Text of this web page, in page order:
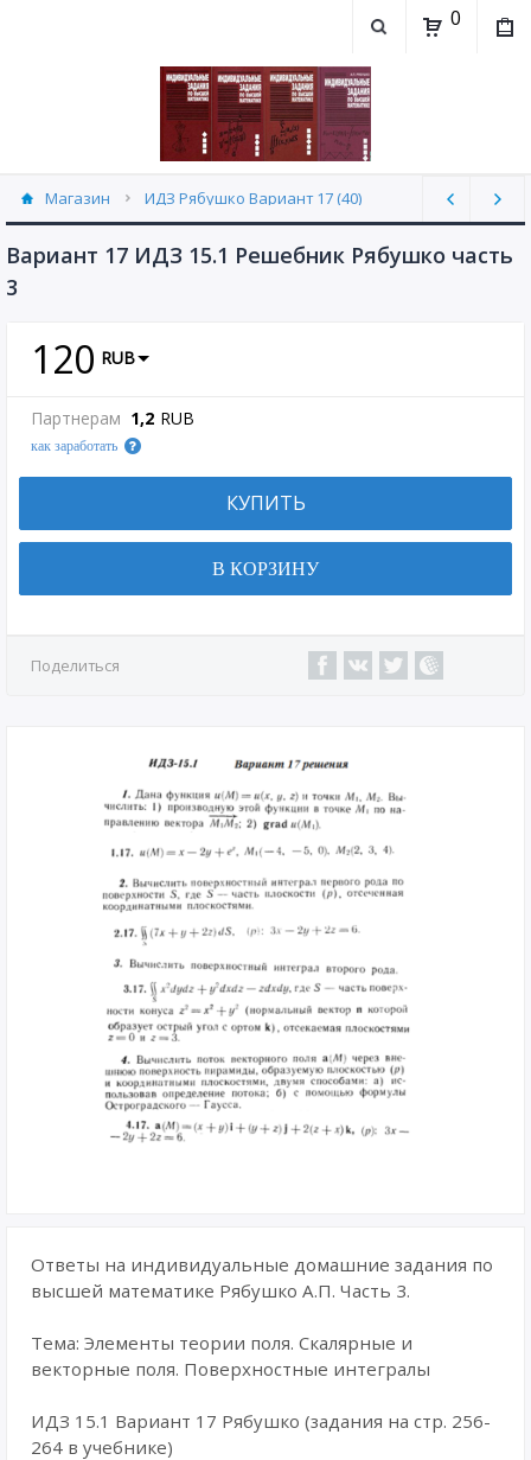
0
Магазин ИДЗ Рябушко Вариант 17 (40)
Вариант 17 ИДЗ 15.1 Решебник Рябушко часть
3
120 RUB
Партнерам 1,2 RUB
как заработать
КУПИТЬ
В КОРЗИНУ
Поделиться
Ответы на индивидуальные домашние задания по
высшей математике Рябушко А.П. Часть 3.
Тема: Элементы теории поля. Скалярные и
векторные поля. Поверхностные интегралы
ИДЗ 15.1 Вариант 17 Рябушко (задания на стр. 256-
264 в учебнике)